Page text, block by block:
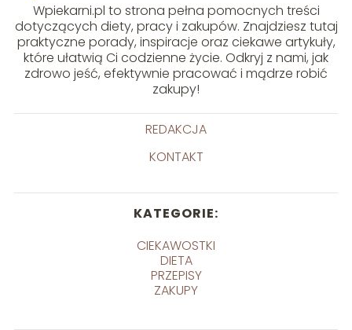
Wpiekarni.pl to strona pełna pomocnych treści
dotyczących diety, pracy i zakupów. Znajdziesz tutaj
praktyczne porady, inspiracje oraz ciekawe artykuły,
które ułatwią Ci codzienne życie. Odkryj z nami, jak
zdrowo jeść, efektywnie pracować i mądrze robić
zakupy!
REDAKCJA
KONTAKT
KATEGORIE:
CIEKAWOSTKI
DIETA
PRZEPISY
ZAKUPY